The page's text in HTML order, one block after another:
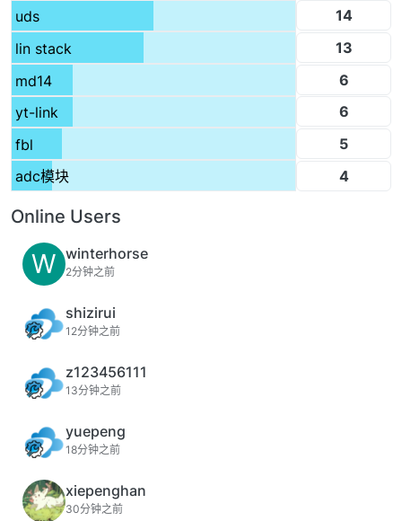
uds
14
lin stack
13
md14
6
yt-link
6
fbl
5
adc模块
4
Online Users
W winterhorse
2分钟之前
shizirui
12分钟之前
z123456111
13分钟之前
yuepeng
18分钟之前
xiepenghan
30分钟之前